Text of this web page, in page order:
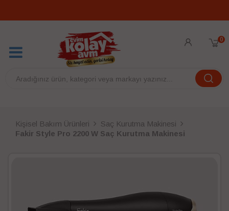
0
Kişisel Bakım Ürünleri
Saç Kurutma Makinesi
Fakir Style Pro 2200 W Saç Kurutma Makinesi